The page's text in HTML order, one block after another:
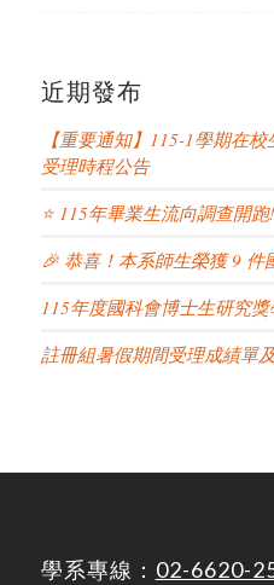
近期發布
【重要通知】115-1學期在
受理時程公告
⭐ 115年畢業生流向調查開跑!
🎉 恭喜！本系師生榮獲 9 件
115年度國科會博士生研究
註冊組暑假期間受理成績單
學系專線： 02-6620-